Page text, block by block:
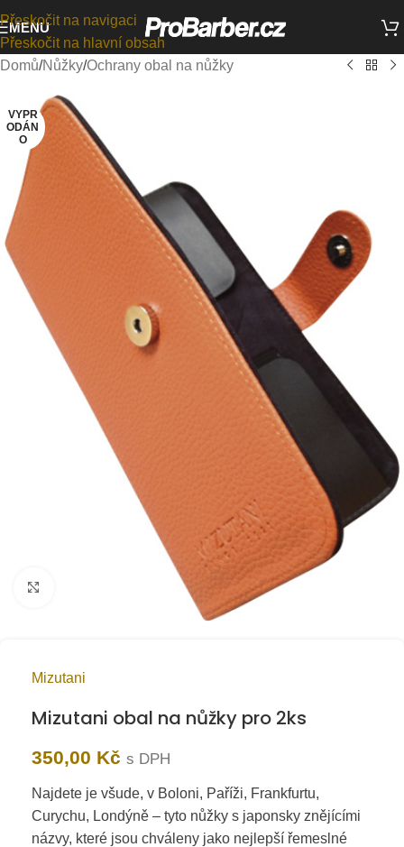
Přeskočit na navigaci
Přeskočit na hlavní obsah
MENU
Domů/Nůžky/Ochrany obal na nůžky
VYPR
ODÁN
O
Mizutani
Mizutani obal na nůžky pro 2ks
350,00 Kč s DPH
Najdete je všude, v Boloni, Paříži, Frankfurtu,
Curychu, Londýně – tyto nůžky s japonsky znějícími
názvy, které jsou chváleny jako nejlepší řemeslné